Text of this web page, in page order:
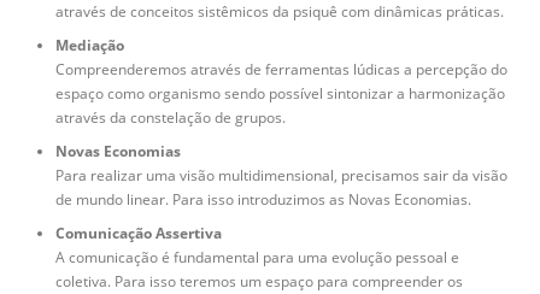
através de conceitos sistêmicos da psiquê com dinâmicas práticas.
Mediação
Compreenderemos através de ferramentas lúdicas a percepção do
espaço como organismo sendo possível sintonizar a harmonização
através da constelação de grupos.
Novas Economias
Para realizar uma visão multidimensional, precisamos sair da visão
de mundo linear. Para isso introduzimos as Novas Economias.
Comunicação Assertiva
A comunicação é fundamental para uma evolução pessoal e
coletiva. Para isso teremos um espaço para compreender os